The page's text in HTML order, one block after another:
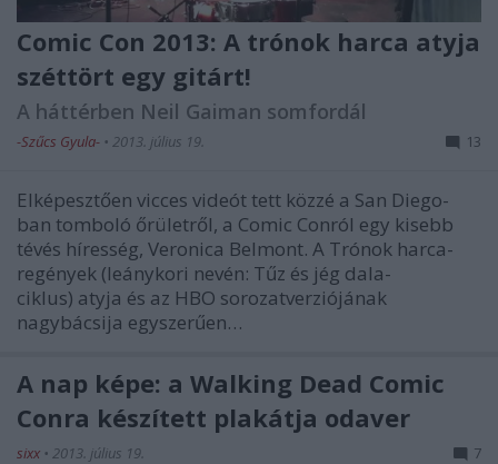
Comic Con 2013: A trónok harca atyja
széttört egy gitárt!
A háttérben Neil Gaiman somfordál
-Szűcs Gyula- • 2013. július 19. 13
Elképesztően vicces videót tett közzé a San Diego-
ban tomboló őrületről, a Comic Conról egy kisebb
tévés híresség, Veronica Belmont. A Trónok harca-
regények (leánykori nevén: Tűz és jég dala-
ciklus) atyja és az HBO sorozatverziójának
nagybácsija egyszerűen…
A nap képe: a Walking Dead Comic
Conra készített plakátja odaver
sixx • 2013. július 19. 7